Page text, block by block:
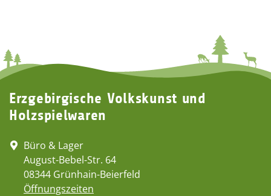
Erzgebirgische Volkskunst und
Holzspielwaren
Büro & Lager
August-Bebel-Str. 64
08344 Grünhain-Beierfeld
Öffnungszeiten